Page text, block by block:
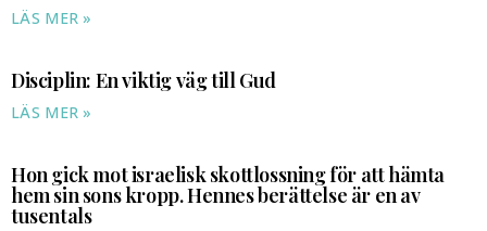
LÄS MER »
Disciplin: En viktig väg till Gud
LÄS MER »
Hon gick mot israelisk skottlossning för att hämta
hem sin sons kropp. Hennes berättelse är en av
tusentals